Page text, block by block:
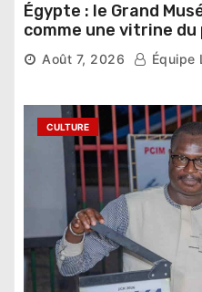
Égypte : le Grand
comme une vitrine
pharaonique auprès
étrangers
Août 7, 2026 Équipe
CULTURE